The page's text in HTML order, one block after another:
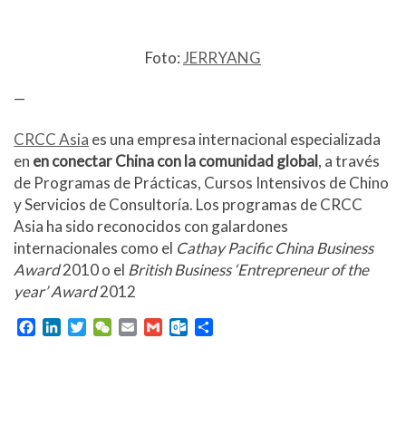
Foto:JERRYANG
—
CRCC Asia es una empresa internacional especializada
en en conectar China con la comunidad global, a través
de Programas de Prácticas, Cursos Intensivos de Chino
y Servicios de Consultoría. Los programas deCRCC
Asia ha sido reconocidos con galardones
internacionales como el Cathay Pacific China Business
Award2010 o el British Business ‘Entrepreneur of the
year’ Award2012
W
G
O